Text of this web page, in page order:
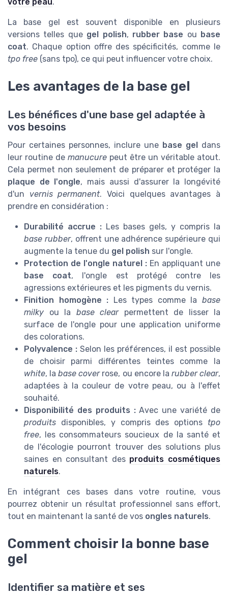
La base gel est souvent disponible en plusieurs
versions telles que gel polish, rubber base ou base
coat. Chaque option offre des spécificités, comme le
tpo free (sans tpo), ce qui peut influencer votre choix.
Les avantages de la base gel
Les bénéfices d'une base gel adaptée à
vos besoins
Pour certaines personnes, inclure une base gel dans
leur routine de manucure peut être un véritable atout.
Cela permet non seulement de préparer et protéger la
plaque de l'ongle, mais aussi d'assurer la longévité
d'un vernis permanent. Voici quelques avantages à
prendre en considération :
Durabilité accrue : Les bases gels, y compris la
base rubber, offrent une adhérence supérieure qui
augmente la tenue du gel polish sur l'ongle.
Protection de l'ongle naturel : En appliquant une
base coat, l'ongle est protégé contre les
agressions extérieures et les pigments du vernis.
Finition homogène : Les types comme labase
milky ou la base clearpermettent de lisser la
surface de l'ongle pour une application uniforme
des colorations.
Polyvalence : Selon les préférences, il est possible
de choisir parmi différentes teintes comme la
white, labase coverrose, ou encore la rubber clear,
adaptées à la couleur de votre peau, ou à l'effet
souhaité.
Disponibilité des produits :Avec une variété de
produits disponibles, y compris des options tpo
free, les consommateurs soucieux de la santé et
de l'écologie pourront trouver des solutions plus
saines en consultant des produits cosmétiques
naturels.
En intégrant ces bases dans votre routine, vous
pourrez obtenir un résultat professionnel sans effort,
tout en maintenant la santé de vos ongles naturels.
Comment choisir la bonne base
gel
Identifier sa matière et ses